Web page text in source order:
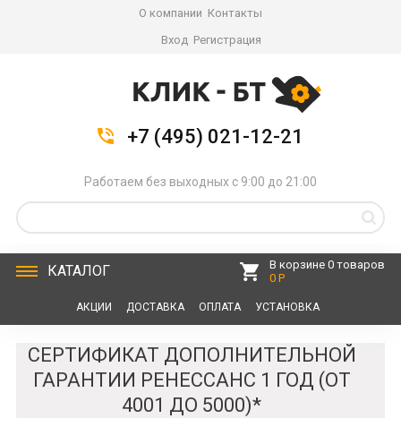
О компании Контакты
Вход Регистрация
+7 (495) 021-12-21
Работаем без выходных с 9:00 до 21:00
КАТАЛОГ
В корзине 0 товаров
0 Р
АКЦИИ ДОСТАВКА ОПЛАТА УСТАНОВКА
СЕРТИФИКАТ ДОПОЛНИТЕЛЬНОЙ
ГАРАНТИИ РЕНЕССАНС 1 ГОД (ОТ
4001 ДО 5000)*